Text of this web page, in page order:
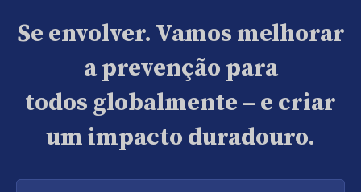
Se envolver. Vamos melhorar
a prevenção para
todos globalmente – e criar
um impacto duradouro.
Digite